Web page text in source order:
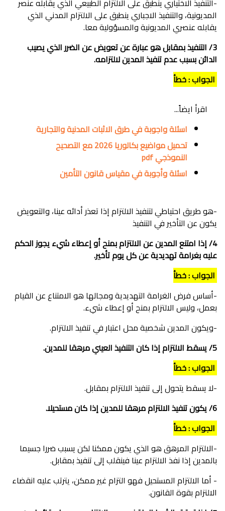
المديونية، والتنفيذ الاجباري ينطبق على الالتزام المدني الذي
يقابله عنصري المديونية والمسؤولية معا.
3/ التنفيذ بمقابل هو عبارة عن تعويض عن الضرر الذي يصيب
الدائن بسبب عدم تنفيذ المدين لالتزامه.
الجواب : خطأ
اقرأ ايضاً...
اسئلة واجوبة في طرق الاثبات المدنية والتجارية
تحميل مواضيع بكالوريا 2026 مع التصحيح
النموذجي pdf
اسئلة وأجوبة في مقياس قانون التأمين
-هو طريق احتياطي لتنفيذ الالتزام إذا تعذر أدائه عينا، والتعويض
يكون عن التأخير في التنفيذ
4/ إذا امتنع المدين عن الالتزام بمنح أو إعطاء شيء يجوز الحكم
عليه بغرامة تهديدية عن كل يوم تأخير.
الجواب : خطأ
-أساس فرض الغرامة التهديدية ومجالها هو الامتناع عن القيام
بعمل، وليس الالتزام بمنح أو إعطاء شيء.
-ويكون المدين شخصية محل اعتبار في تنفيذ الالتزام.
5/ يسقط الالتزام إذا كان التنفيذ العيني مرهقا للمدين.
الجواب : خطأ
-لا يسقط يتحول إلى تنفيذ الالتزام بمقابل.
6/ يكون تنفيذ الالتزام مرهقا للمدين إذا كان مستحيلا.
الجواب : خطأ
-الالتزام المرهق هو الذي يكون ممكنا لكن يسبب ضررا جسيما
بالمدين إذا نفذ الالتزام عينا فينقلب إلى تنفيذ بمقابل.
- أما الالتزام المستحيل فهو التزام غير ممكن، يترتب عليه انقضاء
الالتزام بقوة القانون.